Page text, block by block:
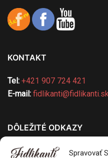
Spravovať
KONTAKT
Tel: +421 907 724 421
E-mail:
DÔLEŽITÉ ODKAZY
Všeobecné obchodné